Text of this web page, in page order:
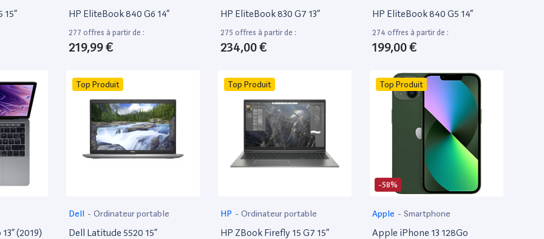
15” HP EliteBook 840 G6 14”
277 offres à partir de :
219,99 €
HP EliteBook 830 G7 13”
275 offres à partir de :
234,00 €
HP EliteBook 840 G5 14”
274 offres à partir de :
199,00 €
(2019)
Top Produit
Dell - Ordinateur portable
Dell Latitude 5520 15”
Top Produit
HP - Ordinateur portable
HP ZBook Firefly 15 G7 15”
-58%
Top Produit
Apple - Smartphone
Apple iPhone 13 128Go